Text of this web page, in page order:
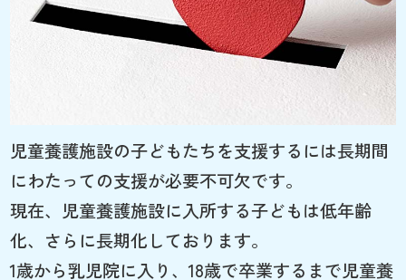
児童養護施設の子どもたちを支援するには長期間
にわたっての支援が必要不可欠です。
現在、児童養護施設に入所する子どもは低年齢
化、さらに長期化しております。
1歳から乳児院に入り、18歳で卒業するまで児童養